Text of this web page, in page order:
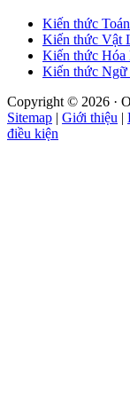
Kiến thức
Kiến thức Vật
Kiến thức Hóa
Kiến thức Ngữ
Copyright © 2026 ·
Sitemap | Giới thiệu |
điều kiện